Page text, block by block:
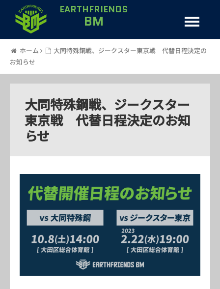
EARTHFRIENDS
BM
ホーム
大同特殊鋼戦、ジークスター東京戦 代替日程決定の
お知らせ
大同特殊鋼戦、ジークスター
東京戦 代替日程決定のお知
らせ